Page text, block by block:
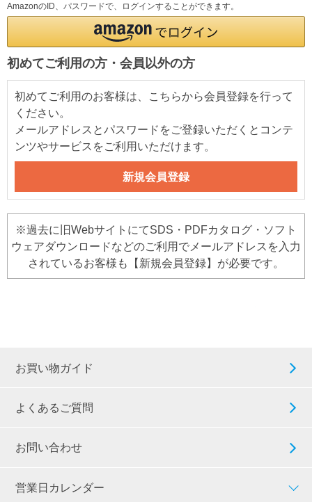
AmazonのID、パスワードで、ログインすることができます。
初めてご利用の方・会員以外の方
初めてご利用のお客様は、こちらから会員登録を行って
ください。
メールアドレスとパスワードをご登録いただくとコンテ
ンツやサービスをご利用いただけます。
※過去に旧WebサイトにてSDS・PDFカタログ・ソフト
ウェアダウンロードなどのご利用でメールアドレスを入力
されているお客様も【新規会員登録】が必要です。
お買い物ガイド
よくあるご質問
お問い合わせ
営業日カレンダー